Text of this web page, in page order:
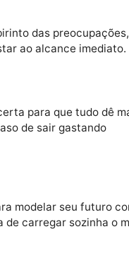
é selecionar
a pena aproveitar o
Ficar na
no labirinto das
estar ao alcance